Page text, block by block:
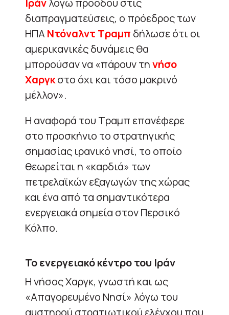
Ιράνλόγω προόδου στις
διαπραγματεύσεις, ο πρόεδρος των
ΗΠΑ Ντόναλντ Τραμπ δήλωσε ότι οι
αμερικανικές δυνάμεις θα
μπορούσαν να «πάρουν τηνήσο
Χαργκστο όχι και τόσο μακρινό
μέλλον».
Η αναφορά του Τραμπ επανέφερε
στο προσκήνιο το στρατηγικής
σημασίας ιρανικό νησί, το οποίο
θεωρείται η «καρδιά» των
πετρελαϊκών εξαγωγών της χώρας
και ένα από τα σημαντικότερα
ενεργειακά σημεία στον Περσικό
Κόλπο.
Το ενεργειακό κέντρο του Ιράν
Η νήσος Χαργκ, γνωστή και ως
«Απαγορευμένο Νησί» λόγω του